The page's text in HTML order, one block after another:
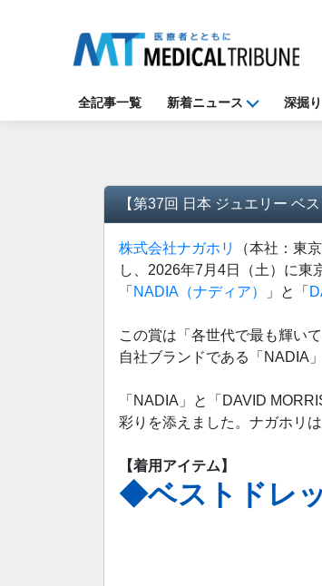
全記事一覧 新着ニュース 深掘
【第37回 日本 ジュエリー ベ
株式会社ナガホリ
（本社：東
し、2026年7月4日（土）に東
「 NADIA（ナディア） 」と「
この賞は「各世代で最も輝い
自社ブランドである「NADIA
「NADIA」と「DAVID
彩りを添えました。ナガホリ
【着用アイテム】
◆ベストドレ